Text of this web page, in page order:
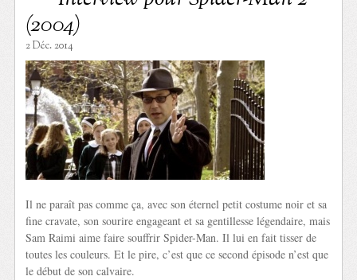
(2004)
2 Déc. 2014
Il ne paraît pas comme ça, avec son éternel petit costume noir et sa
fine cravate, son sourire engageant et sa gentillesse légendaire, mais
Sam Raimi aime faire souffrir Spider-Man. Il lui en fait tisser de
toutes les couleurs. Et le pire, c’est que ce second épisode n’est que
le début de son calvaire.